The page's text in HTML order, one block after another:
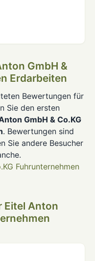
GmbH &
Erdarbeiten
Bewertungen für
Sie den ersten
GmbH & Co.KG
. Bewertungen sind
Sie andere Besucher
Fuhrunternehmen
Eitel Anton